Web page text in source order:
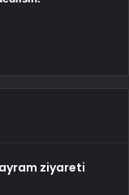
ziyareti